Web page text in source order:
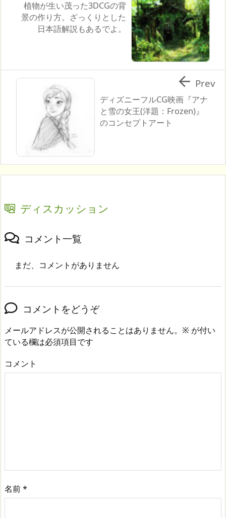
植物が生い茂った3DCGの背
景の作り方。ざっくりとした
日本語解説もあるでよ。
ディズニーフルCG映画『アナ
と雪の女王(洋題：Frozen)』
のコンセプトアート
 Prev
ディスカッション
コメント一覧
まだ、コメントがありません
コメントをどうぞ
メールアドレスが公開されることはありません。 ※ が付い
ている欄は必須項目です
コメント
名前*